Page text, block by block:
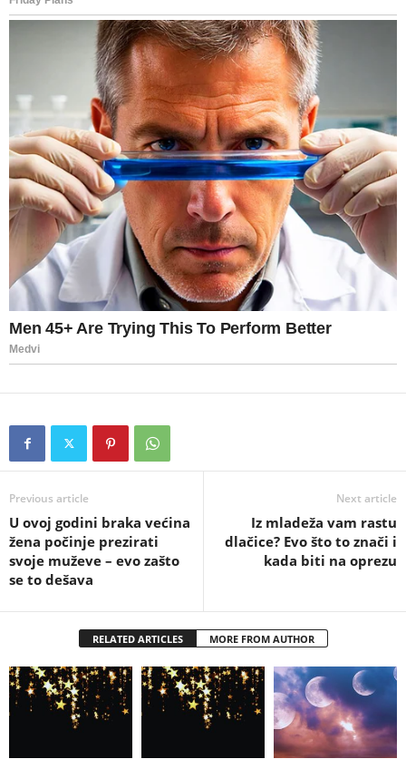
Previous article
U ovoj godini braka većina
žena počinje prezirati
svoje muževe – evo zašto
se to dešava
Next article
Iz mladeža vam rastu
dlačice? Evo što to znači i
kada biti na oprezu
RELATED ARTICLES MORE FROM AUTHOR